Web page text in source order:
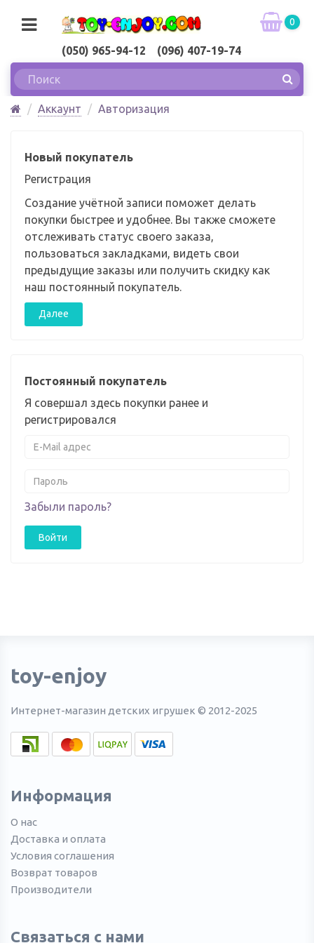
(050) 965-94-12 (096) 407-19-74
0
Аккаунт Авторизация
Новый покупатель
Регистрация
Создание учётной записи поможет делать
покупки быстрее и удобнее. Вы также сможете
отслеживать статус своего заказа,
пользоваться закладками, видеть свои
предыдущие заказы или получить скидку как
наш постоянный покупатель.
Далее
Постоянный покупатель
Я совершал здесь покупки ранее и
регистрировался
Забыли пароль?
toy-enjoy
Интернет-магазин детских игрушек © 2012-2025
Информация
О нас
Доставка и оплата
Условия соглашения
Возврат товаров
Производители
Связаться с нами